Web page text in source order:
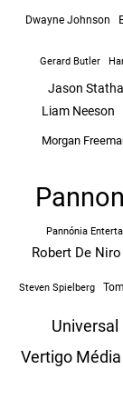
Dwayne Johnson
Gerard Butler
Jason
Liam Neeson
Morgan
Pannónia
Robert De Niro
Steven Spielberg
Vertigo